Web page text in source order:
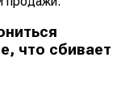
что сбивает